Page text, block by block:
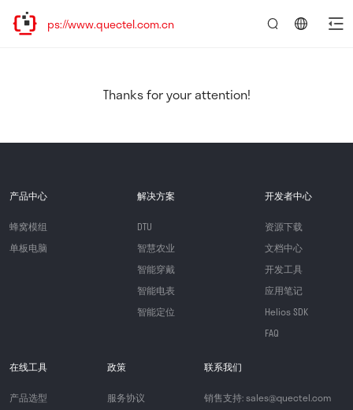
址：https://www.quectel.com.cn
Thanks for your attention!
产品中心
蜂窝模组
单板电脑
解决方案
DTU
智慧农业
智能穿戴
智能电表
智能定位
开发者中心
资源下载
文档中心
开发工具
应用笔记
Helios SDK
FAQ
在线工具
产品选型
政策
服务协议
联系我们
销售支持: sales@quectel.com